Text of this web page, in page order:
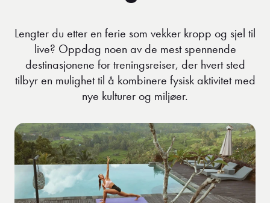
Lengter du etter en ferie som vekker kropp og sjel til
live? Oppdag noen av de mest spennende
destinasjonene for treningsreiser, der hvert sted
tilbyr en mulighet til å kombinere fysisk aktivitet med
nye kulturer og miljøer.